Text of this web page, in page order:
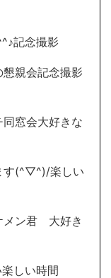
記念撮影
親会記念撮影
窓会大好きな
す(^▽^)/楽しい
メン君 大好き
しい時間